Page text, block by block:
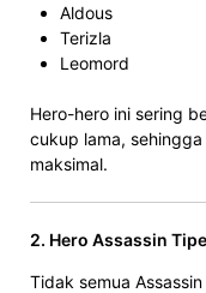
Aldous
Terizla
Leomord
Hero-hero ini sering
cukup lama,
maksimal.
2. Hero Assassin
Tidak semua